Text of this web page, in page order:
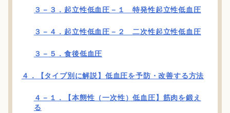
３－３．起立性低血圧－１ 特発性起立性低血圧
３－４．起立性低血圧－２ 二次性起立性低血圧
３－５．食後低血圧
４．【タイプ別に解説】低血圧を予防・改善する方法
４－１．【本態性（一次性）低血圧】筋肉を鍛え
る